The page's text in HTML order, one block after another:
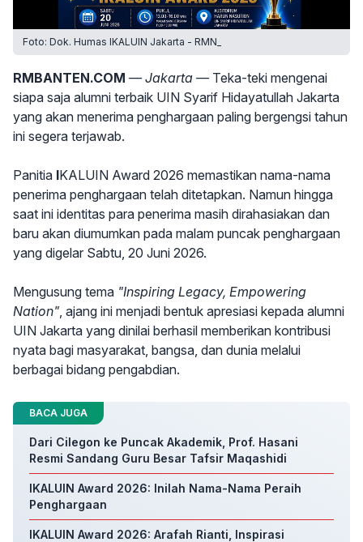
Foto: Dok. Humas IKALUIN Jakarta - RMN_
RMBANTEN.COM — Jakarta — Teka-teki mengenai
siapa saja alumni terbaik UIN Syarif Hidayatullah Jakarta
yang akan menerima penghargaan paling bergengsi tahun
ini segera terjawab.
Panitia IKALUIN Award 2026 memastikan nama-nama
penerima penghargaan telah ditetapkan. Namun hingga
saat ini identitas para penerima masih dirahasiakan dan
baru akan diumumkan pada malam puncak penghargaan
yang digelar Sabtu, 20 Juni 2026.
Mengusung tema "Inspiring Legacy, Empowering
Nation", ajang ini menjadi bentuk apresiasi kepada alumni
UIN Jakarta yang dinilai berhasil memberikan kontribusi
nyata bagi masyarakat, bangsa, dan dunia melalui
berbagai bidang pengabdian.
BACA JUGA
Dari Cilegon ke Puncak Akademik, Prof. Hasani
Resmi Sandang Guru Besar Tafsir Maqashidi
IKALUIN Award 2026: Inilah Nama-Nama Peraih
Penghargaan
IKALUIN Award 2026: Arafah Rianti, Inspirasi